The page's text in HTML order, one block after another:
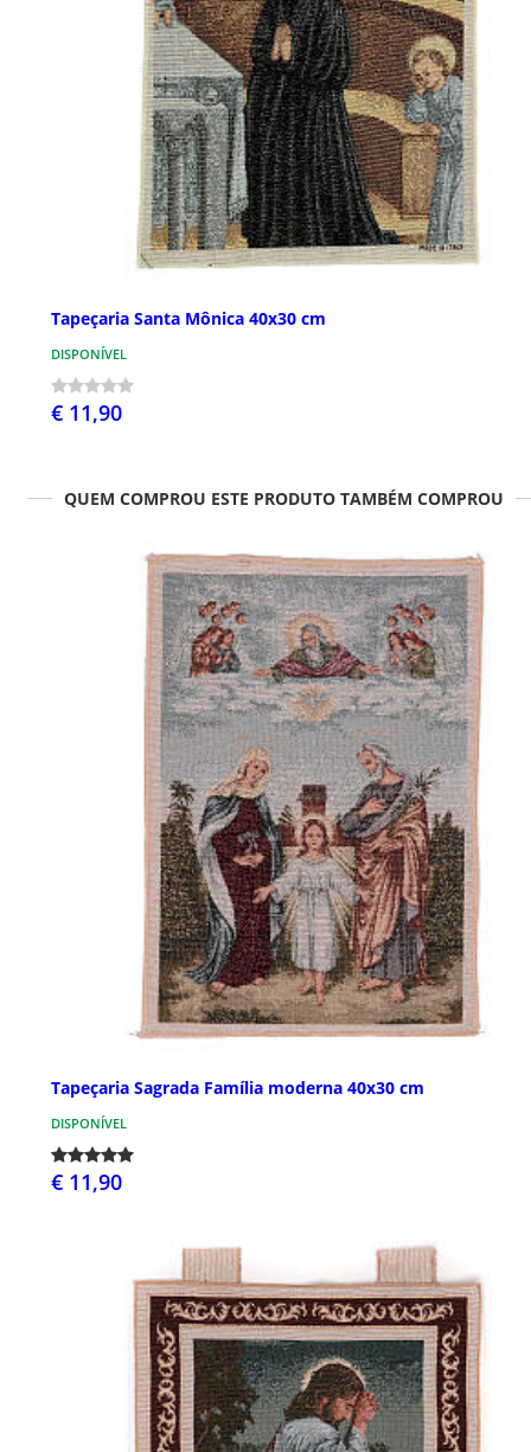
Tapeçaria Santa Mônica 40x30 cm
DISPONÍVEL
€ 11,90
QUEM COMPROU ESTE PRODUTO TAMBÉM COMPROU
Tapeçaria Sagrada Família moderna 40x30 cm
DISPONÍVEL
€ 11,90